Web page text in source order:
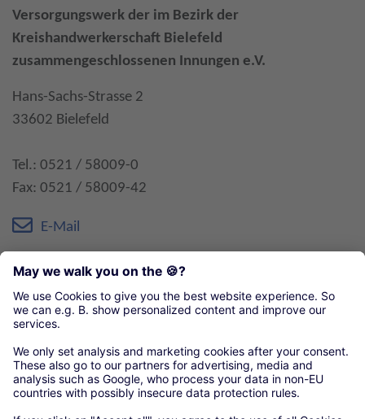
Versorgungswerk der im Bezirk der
Kreishandwerkerschaft Bielefeld
zusammengeschlossenen Innungen e.V.
Hans-Sachs-Strasse 2
33602 Bielefeld
Tel.: 0521 / 58009-0
Fax: 0521 / 58009-42
E-Mail
Öffnungszeiten:
Mo. bis Fr. 7.30 bis 12.30 Uhr
Mo. bis Do. 13.30 bis 17.00 Uhr
Organisationen unseres örtlichen Handwerks
Kreishandwerkerschaft Gütersloh-Bielefeld